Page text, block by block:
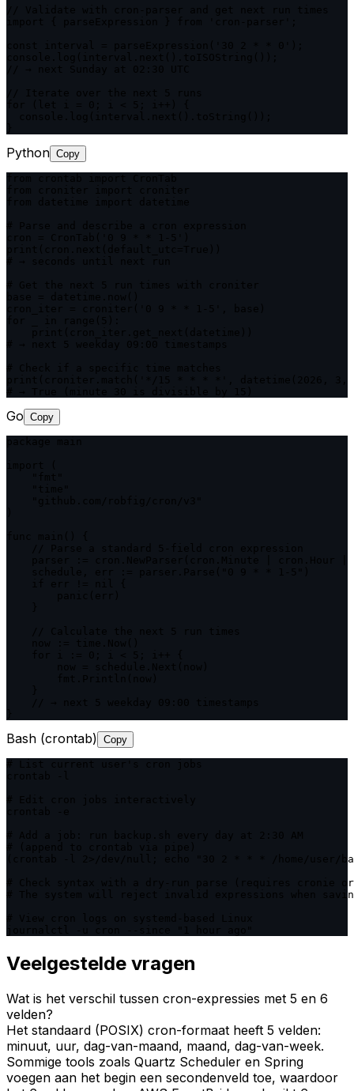
Python Copy
Go Copy
Bash (crontab) Copy
(crontab -l 2>/dev/null; echo "30 2 * * * /home/user/
# Check syntax with a dry-run parse (requires cronie or
# The system will reject invalid expressions when
Veelgestelde vragen
Wat is het verschil tussen cron-expressies met 5 en 6
velden?
Het standaard (POSIX) cron-formaat heeft 5 velden:
minuut, uur, dag-van-maand, maand, dag-van-week.
Sommige tools zoals Quartz Scheduler en Spring
voegen aan het begin een secondenveld toe, waardoor